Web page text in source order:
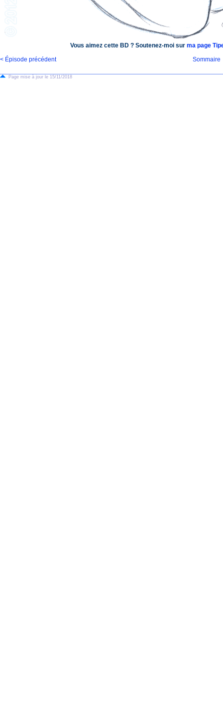
Vous aimez cette BD ? Soutenez-moi surma page
< Épisode précédent
Sommaire
Page mise à jour le 15/11/2018